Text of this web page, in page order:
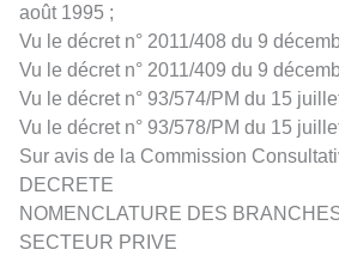
août 1995 ;
Vu le décret n° 2011/408 du 9
Vu le décret n° 2011/409 du 9
Vu le décret n° 93/574/PM du 15
Vu le décret n° 93/578/PM du 15
Sur avis de la Commission
DECRETE
NOMENCLATURE DES
SECTEUR PRIVE